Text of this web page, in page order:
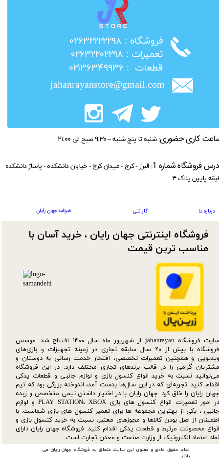
تمام حقوق مادی و معنوی این سایت متعلق به فروشگاه جهان رایان می
باشد.
​فروشگاه : ۰۲۶۳۲۲۲۲۲۹۸
​تعمیرات : ۰۲۶۳۲۲۰۲۲۹۸
​قطعات : ۰۲۱۳۶۳۴۹۹۳۶
jahanrayanstore@gmail.com
سایت فروشگاه jahanrayan از شهریور ماه سال ۱۴۰۰ افتتاح شد. موسس
فروشگاه با بیش از ۲۰ سال سابقه تجاری در زمینه تجهیزات و بازی‌های
ویدیویی و همچنین تعمیرات تخصصی، افتخار خدمت رسانی به دوستان و
مشتریان گرامی را در قالب برندهای تجاری مختلف دارد. در این فروشگاه
می‌توانید نسبت به خرید انواع کنسول بازی و لوازم جانبی و قطعات یدکی‌
اقدام کنید. تجربه‌ای که در این سال‌ها بدست آمد، اندوخته بزرگی بود که تیم
جهان رایان را خلق کرد. جهان رایان با در اختیار داشتن تیمی متخصص و زبده
در امور تعمیرات انواع کنسول های بازی PLAY STATION، XBOX و لوازم
جانبی ، یکی از بهترین مجموعه ها برای تعمیر کنسول های بازی شماست. با
اطمینان از اصل بودن کالاها و مجوزهای معتبر، نسبت به خرید کنسول بازی و
انواع محصولات مرتبط و قطعات یدکی اقدام کنید. فروشگاه جهان رایان دارای
نماد اعتماد الکترونیک از وزارت صنعت و معدن تجارت است.
فروشگاه اینترنتی جهان رایان ، خرید آسان با
مناسب ترین قیمت​​​​​​​
کاری حضوری: شنبه تا پنج شنبه – ۹:۳۰ صبح الی ۲۱:۰۰
درباره ما گارانتی خبرنامه جهان رایان
فروشگاه شماره 1:
البرز - کرج - میدان کرج - خیابان دانشکده - پاساژ دانشکده
پایین پلاک ۴